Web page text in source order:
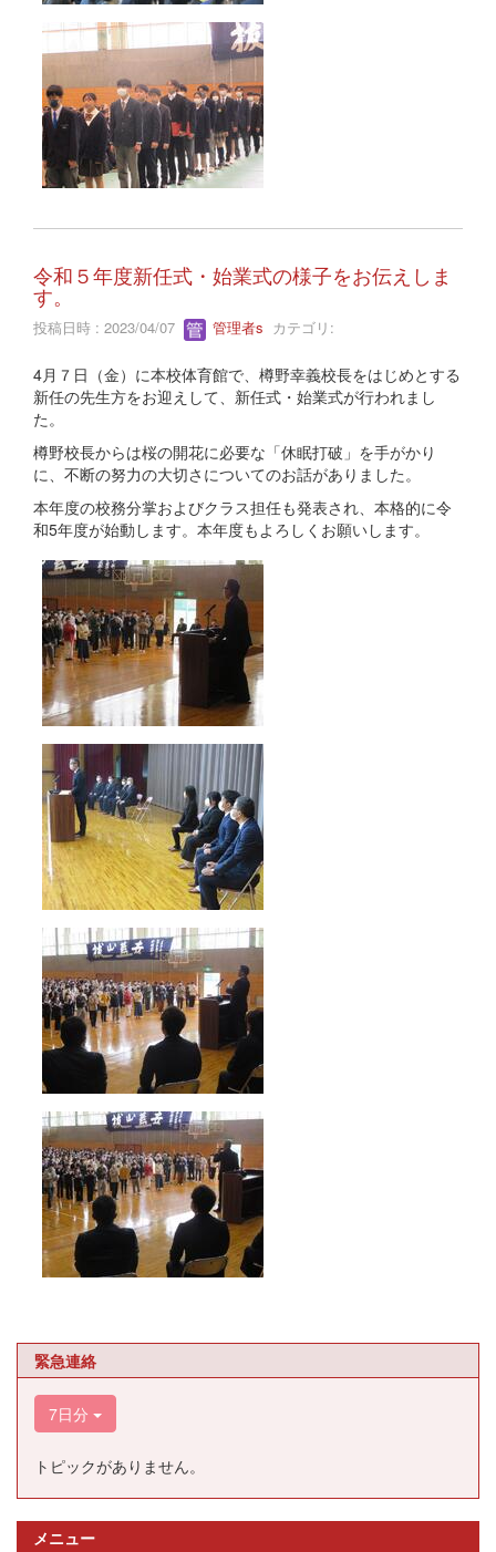
令和５年度新任式・始業式の様子をお伝えしま
す。
投稿日時 : 2023/04/07 管理者s カテゴリ:
4月７日（金）に本校体育館で、樽野幸義校長をはじめとする
新任の先生方をお迎えして、新任式・始業式が行われまし
た。
樽野校長からは桜の開花に必要な「休眠打破」を手がかり
に、不断の努力の大切さについてのお話がありました。
本年度の校務分掌およびクラス担任も発表され、本格的に令
和5年度が始動します。本年度もよろしくお願いします。
緊急連絡
7日分
トピックがありません。
メニュー